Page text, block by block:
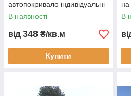
автопокривало індивідуальні
розміри гарантія
довговічність доставка по
В наявності
від 348 ₴/кв.м
Купити
на
В